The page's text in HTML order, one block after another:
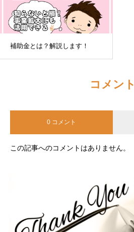
補助金とは？解説します！
コメント
0 コメント
この記事へのコメントはありません。